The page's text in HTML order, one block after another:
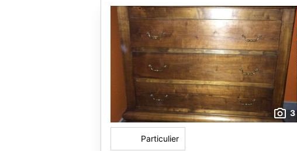
3
Particulier